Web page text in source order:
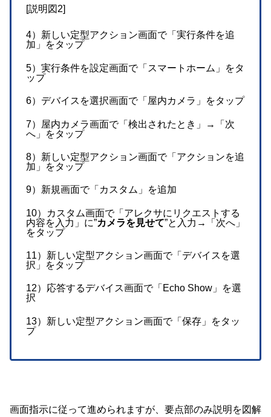
[説明図2]
4）新しい定型アクション画面で「実行条件を追
加」をタップ
5）実行条件を設定画面で「スマートホーム」をタ
ップ
6）デバイスを選択画面で「屋内カメラ」をタップ
7）屋内カメラ画面で「検出されたとき」→「次
へ」をタップ
8）新しい定型アクション画面で「アクションを追
加」をタップ
9）新規画面で「カスタム」を追加
10）カスタム画面で「アレクサにリクエストする
内容を入力」に”カメラを見せて”と入力→「次へ」
をタップ
11）新しい定型アクション画面で「デバイスを選
択」をタップ
12）応答するデバイス画面で「Echo Show」を選
択
13）新しい定型アクション画面で「保存」をタッ
プ
画面指示に従って進められますが、要点部のみ説明を図解